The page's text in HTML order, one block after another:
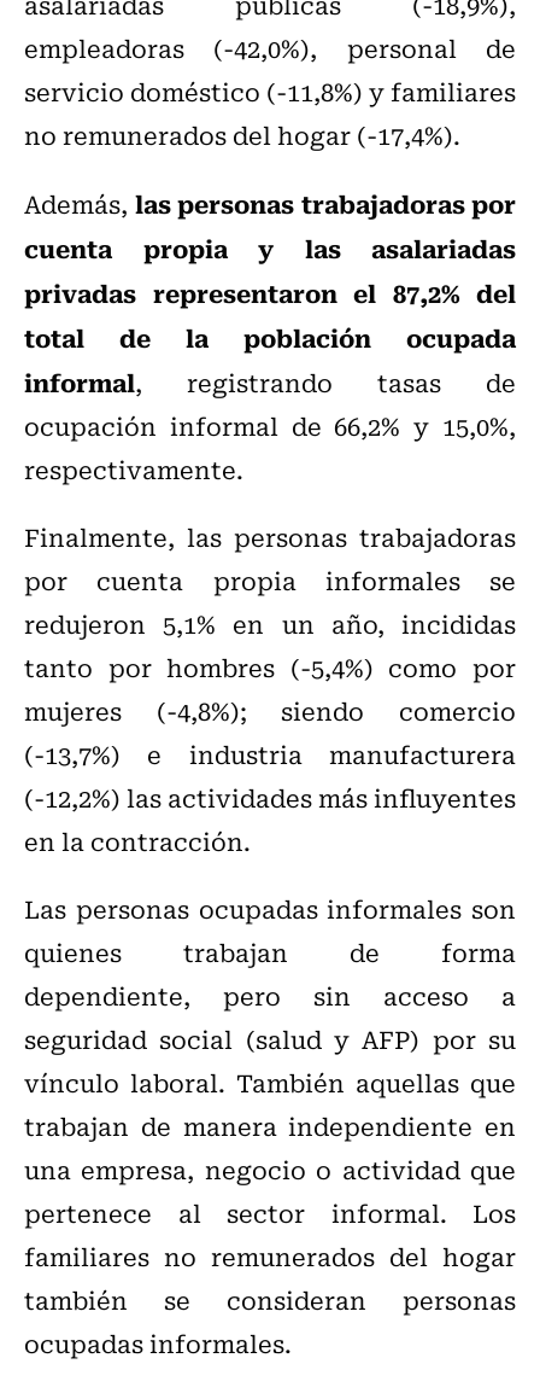
empleadoras (-42,0%), personal de
servicio doméstico (-11,8%) y familiares
no remunerados del hogar (-17,4%).
Además, las personas trabajadoras por
cuenta propia y las asalariadas
privadas representaron el 87,2% del
total de la población ocupada
informal, registrando tasas de
ocupación informal de 66,2% y 15,0%,
respectivamente.
Finalmente, las personas trabajadoras
por cuenta propia informales se
redujeron 5,1% en un año, incididas
tanto por hombres (-5,4%) como por
mujeres (-4,8%); siendo comercio
(-13,7%) e industria manufacturera
(-12,2%) las actividades más influyentes
en la contracción.
Las personas ocupadas informales son
quienes trabajan de forma
dependiente, pero sin acceso a
seguridad social (salud y AFP) por su
vínculo laboral. También aquellas que
trabajan de manera independiente en
una empresa, negocio o actividad que
pertenece al sector informal. Los
familiares no remunerados del hogar
también se consideran personas
ocupadas informales.